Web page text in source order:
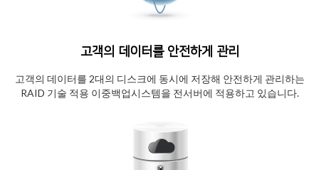
고객의 데이터를 안전하게 관리
고객의 데이터를 2대의 디스크에 동시에 저장해 안전하게 관리하는
RAID 기술 적용 이중백업시스템을 전서버에 적용하고 있습니다.